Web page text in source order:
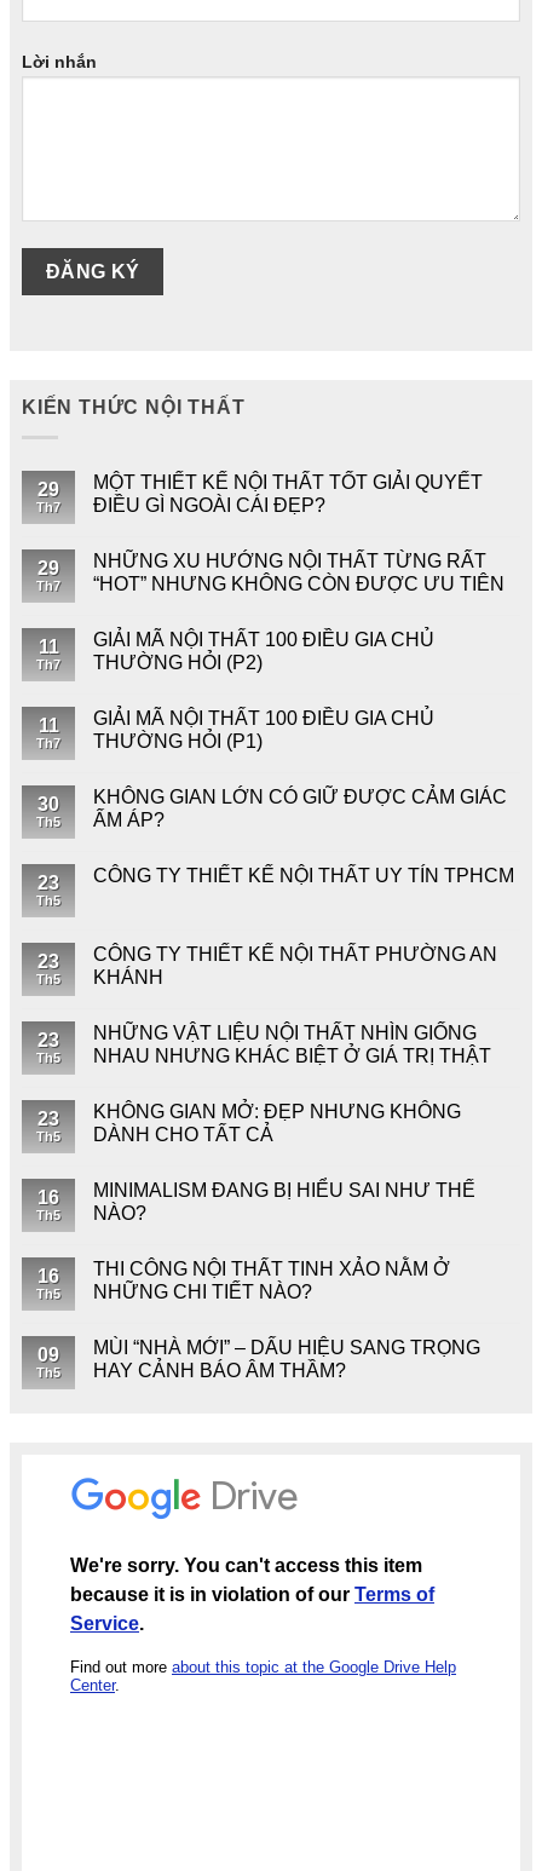
Lời nhắn
KIẾN THỨC NỘI THẤT
29
Th7
MỘT THIẾT KẾ NỘI THẤT TỐT GIẢI QUYẾT
ĐIỀU GÌ NGOÀI CÁI ĐẸP?
29
Th7
NHỮNG XU HƯỚNG NỘI THẤT TỪNG RẤT
“HOT” NHƯNG KHÔNG CÒN ĐƯỢC ƯU TIÊN
11
Th7
GIẢI MÃ NỘI THẤT 100 ĐIỀU GIA CHỦ
THƯỜNG HỎI (P2)
11
Th7
GIẢI MÃ NỘI THẤT 100 ĐIỀU GIA CHỦ
THƯỜNG HỎI (P1)
30
Th5
KHÔNG GIAN LỚN CÓ GIỮ ĐƯỢC CẢM GIÁC
ẤM ÁP?
23
Th5
CÔNG TY THIẾT KẾ NỘI THẤT UY TÍN TPHCM
23
Th5
CÔNG TY THIẾT KẾ NỘI THẤT PHƯỜNG AN
KHÁNH
23
Th5
NHỮNG VẬT LIỆU NỘI THẤT NHÌN GIỐNG
NHAU NHƯNG KHÁC BIỆT Ở GIÁ TRỊ THẬT
23
Th5
KHÔNG GIAN MỞ: ĐẸP NHƯNG KHÔNG
DÀNH CHO TẤT CẢ
16
Th5
MINIMALISM ĐANG BỊ HIỂU SAI NHƯ THẾ
NÀO?
16
Th5
THI CÔNG NỘI THẤT TINH XẢO NẰM Ở
NHỮNG CHI TIẾT NÀO?
09
Th5
MÙI “NHÀ MỚI” – DẤU HIỆU SANG TRỌNG
HAY CẢNH BÁO ÂM THẦM?